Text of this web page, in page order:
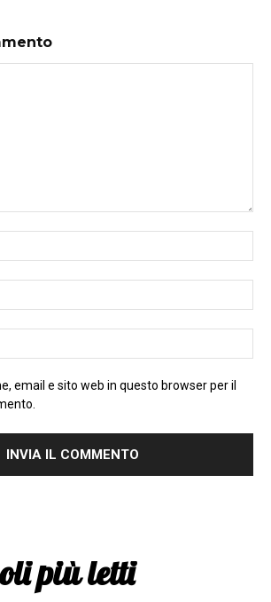
email e sito web in questo browser per il
più letti